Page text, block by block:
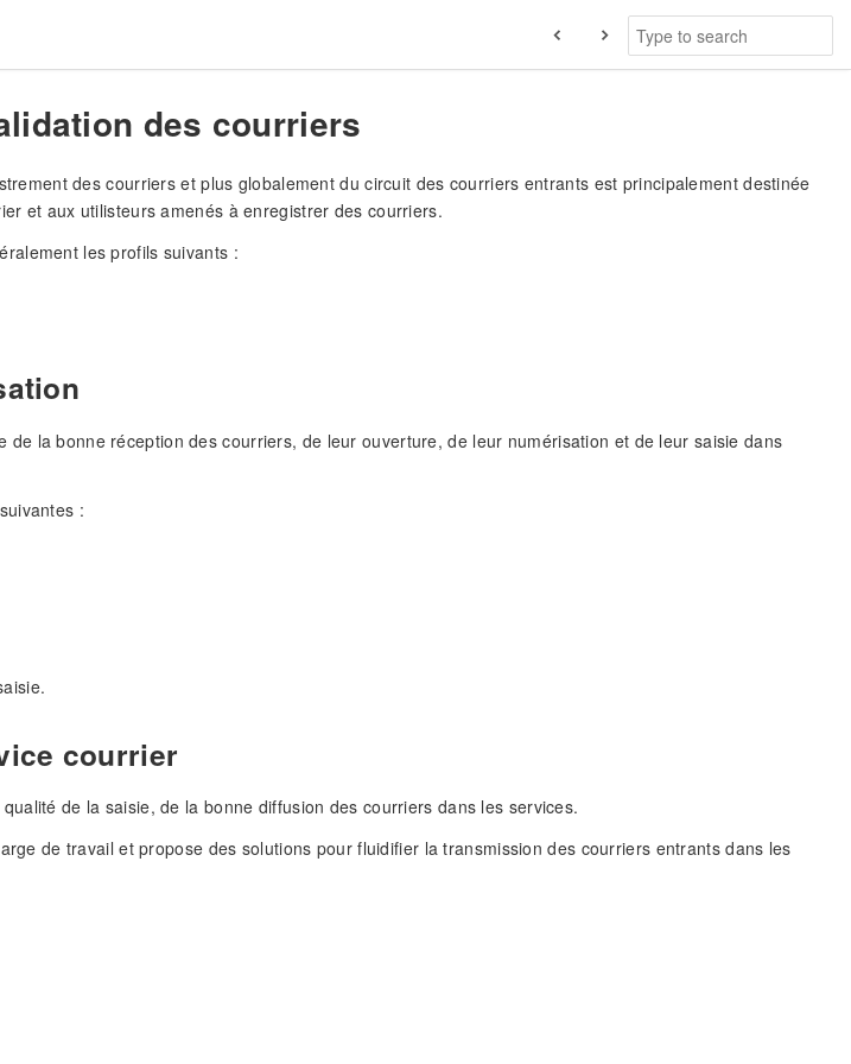
des courriers
des courriers et plus globalement du circuit des courriers entrants est principalement destinée
et aux utilisteurs amenés à enregistrer des courriers.
les profils suivants :
de la bonne réception des courriers, de leur ouverture, de leur numérisation et de leur saisie dans
:
courrier
de la saisie, de la bonne diffusion des courriers dans les services.
de travail et propose des solutions pour fluidifier la transmission des courriers entrants dans les